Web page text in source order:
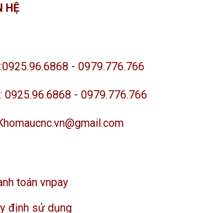
HỆ
- 0979.776.766
0925.96.6868 - 0979.776.766
toán vnpay
định sử dụng